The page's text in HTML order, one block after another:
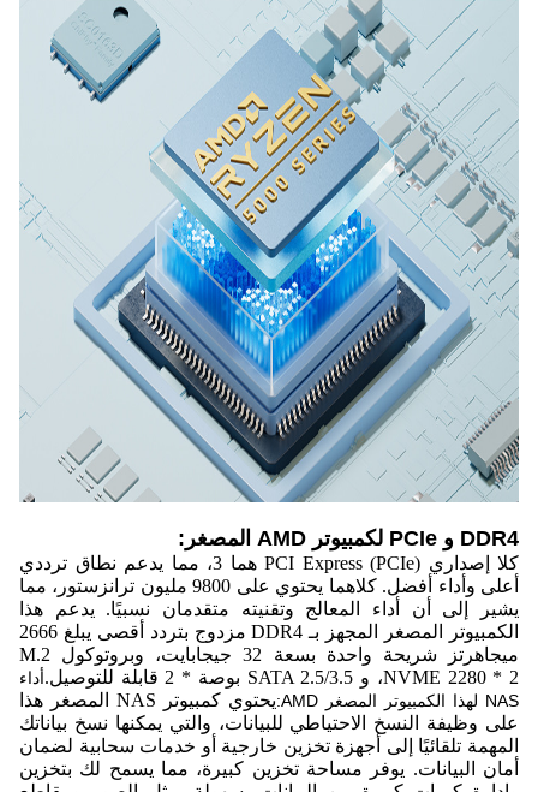
DDR4 و PCIe لكمبيوتر AMD المصغر:
كلا إصداري PCI Express (PCIe) هما 3، مما يدعم نطاق ترددي
أعلى وأداء أفضل. كلاهما يحتوي على 9800 مليون ترانزستور، مما
يشير إلى أن أداء المعالج وتقنيته متقدمان نسبيًا. يدعم هذا
الكمبيوتر المصغر المجهز بـ DDR4 مزدوج بتردد أقصى يبلغ 2666
ميجاهرتز شريحة واحدة بسعة 32 جيجابايت، وبروتوكول M.2
NVME 2280 * 2، و SATA 2.5/3.5 بوصة * 2 قابلة للتوصيل.
أداء
NAS لهذا الكمبيوتر المصغر AMD:
يحتوي كمبيوتر NAS المصغر هذا
على وظيفة النسخ الاحتياطي للبيانات، والتي يمكنها نسخ بياناتك
المهمة تلقائيًا إلى أجهزة تخزين خارجية أو خدمات سحابية لضمان
أمان البيانات. يوفر مساحة تخزين كبيرة، مما يسمح لك بتخزين